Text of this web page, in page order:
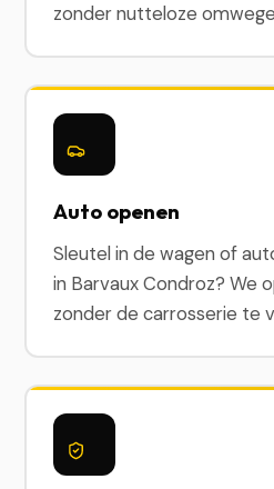
zonder nutteloze
Auto openen
Sleutel in de wagen of
in Barvaux Condroz? We
zonder de carrosserie te